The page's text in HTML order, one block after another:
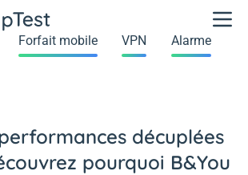
Forfait mobile VPN Alarme
décuplées
pourquoi B&You